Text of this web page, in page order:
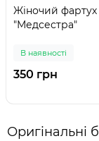
Жіночий фартух
"Медсестра"
В наявності
350 грн
Оригінальні